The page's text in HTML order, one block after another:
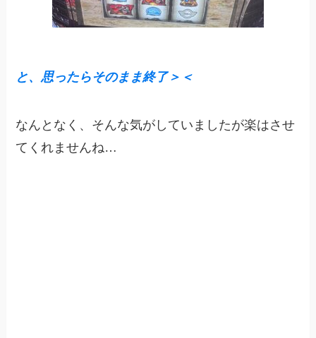
と、思ったらそのまま終了＞＜
なんとなく、そんな気がしていましたが楽はさせ
てくれませんね…